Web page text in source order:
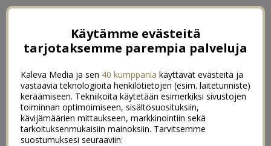
Käytämme evästeitä
tarjotaksemme parempia palveluja
Kaleva Media ja sen 40 kumppania käyttävät evästeitä ja
vastaavia teknologioita henkilötietojen (esim. laitetunniste)
keräämiseen. Tekniikoita käytetään esimerkiksi sivustojen
toiminnan optimoimiseen, sisältösuosituksiin,
kävijämäärien mittaukseen, markkinointiin sekä
tarkoituksenmukaisiin mainoksiin. Tarvitsemme
suostumuksesi seuraaviin: